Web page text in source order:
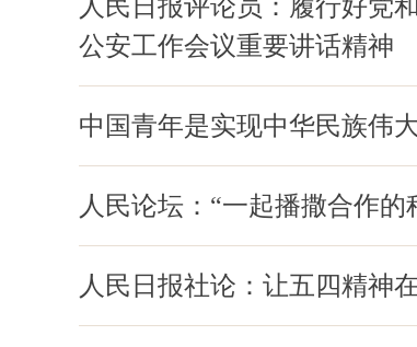
人民日报评论员：履行好党
公安工作会议重要讲话精神
中国青年是实现中华民族伟
人民论坛：“一起播撒合作的
人民日报社论：让五四精神